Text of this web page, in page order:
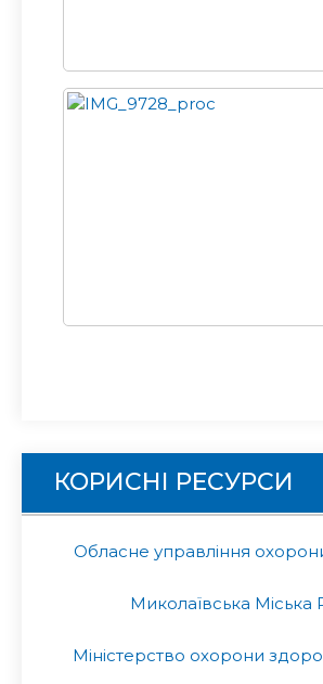
КОРИСНІ РЕСУРСИ
Обласне управління
Миколаївська Міська
Міністерство охорони